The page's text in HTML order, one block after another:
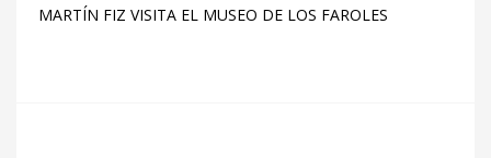
MARTÍN FIZ VISITA EL MUSEO DE LOS FAROLES